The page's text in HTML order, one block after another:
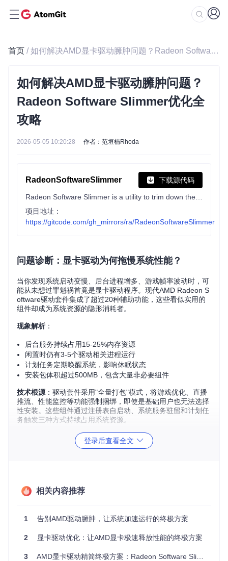
首页 / 如何解决AMD显卡驱动臃肿问题？Radeon Software Slimmer优化全攻略
如何解决AMD显卡驱动臃肿问题？
Radeon Software Slimmer优化全
攻略
2026-05-05 10:20:28 作者：范垣楠Rhoda
RadeonSoftwareSlimmer 下载源代码
项目地址：
https://gitcode.com/gh_mirrors/ra/RadeonSoftwareSlimmer
问题诊断：显卡驱动为何拖慢系统性能？
当你发现系统启动变慢、后台进程增多、游戏帧率波动时，可
能从未想过罪魁祸首竟是显卡驱动程序。现代AMD Radeon S
oftware驱动套件集成了超过20种辅助功能，这些看似实用的
组件却成为系统资源的隐形消耗者。
现象解析：
后台服务持续占用15-25%内存资源
闲置时仍有3-5个驱动相关进程运行
计划任务定期唤醒系统，影响休眠状态
安装包体积超过500MB，包含大量非必要组件
技术根源 ：驱动套件采用"全量打包"模式，将游戏优化、直播
推流、性能监控等功能强制捆绑，即使是基础用户也无法选择
性安装。这些组件通过注册表自启动、系统服务驻留和计划任
务触发三种方式持续占用系统资源。
工具价值：Radeon Software Slimmer如何拯
的"外科手术式"解决方案。这款开源工具如同一位专业的系统
医生，能够深入剖析驱动组件结构，安全移除冗余功能，同时
🛠️核心技术架构：
构
登录后查看全文
相关内容推荐
1 告别AMD驱动臃肿，让系统加速运行的终极方案
2 显卡驱动优化：让AMD显卡极速释放性能的终极方案
3 AMD显卡驱动精简终极方案：Radeon Software Slimmer完全使用指南